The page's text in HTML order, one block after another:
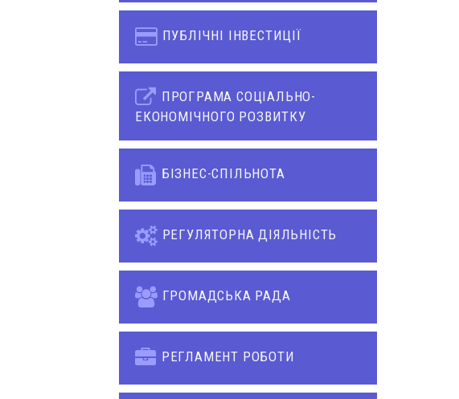
ПУБЛІЧНІ ІНВЕСТИЦІЇ
ПРОГРАМА СОЦІАЛЬНО-
ЕКОНОМІЧНОГО РОЗВИТКУ
БІЗНЕС-СПІЛЬНОТА
РЕГУЛЯТОРНА ДІЯЛЬНІСТЬ
ГРОМАДСЬКА РАДА
РЕГЛАМЕНТ РОБОТИ